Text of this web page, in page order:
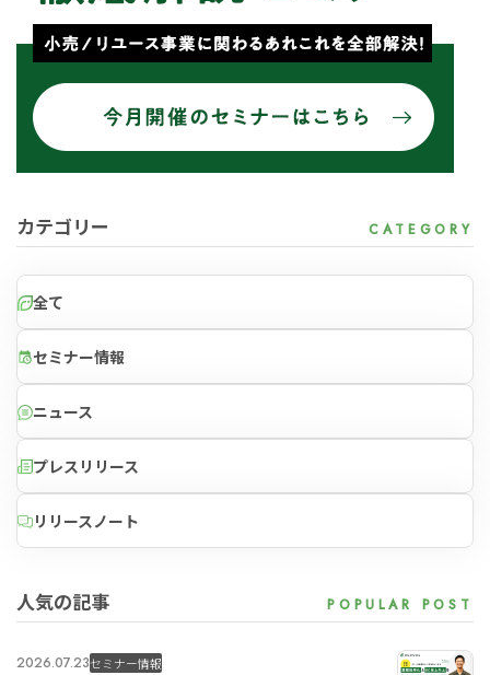
カテゴリー
全て
セミナー情報
ニュース
プレスリリース
リリースノート
人気の記事
2026.07.23セミナー情報